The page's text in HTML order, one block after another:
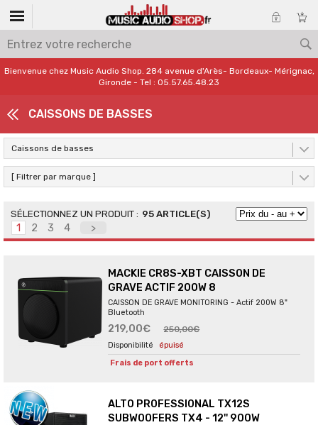
Bienvenue chez Music Audio Shop. 284 avenue d'Arès- Bordeaux- Mérignac,
Gironde - Tel : 05.57.65.48.23
CAISSONS DE BASSES
Caissons de basses
[ Filtrer par marque ]
95 ARTICLE(S)
1 2 3 4 >
MACKIE CR8S-XBT CAISSON DE
GRAVE ACTIF 200W 8
CAISSON DE GRAVE MONITORING - Actif 200W 8"
Bluetooth
219,00€ 250,00€
épuisé
Frais de port offerts
ALTO PROFESSIONAL TX12S
SUBWOOFERS TX4 - 12'' 900W